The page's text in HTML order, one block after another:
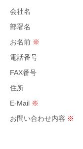
会社名
部署名
お名前 ※
電話番号
FAX番号
住所
E-Mail ※
お問い合わせ内容 ※